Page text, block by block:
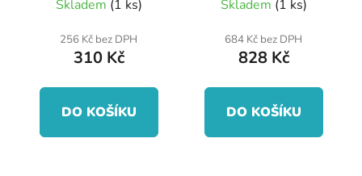
Skladem (1 ks)
256 Kč bez DPH
310 Kč
DO KOŠÍKU
Skladem (1 ks)
684 Kč bez DPH
828 Kč
DO KOŠÍKU